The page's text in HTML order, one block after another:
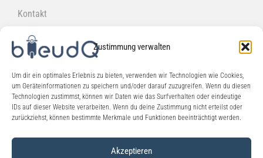
Zustimmung verwalten
Um dir ein optimales Erlebnis zu bieten, verwenden wir Technologien wie Cookies,
um Geräteinformationen zu speichern und/oder darauf zuzugreifen. Wenn du diesen
Technologien zustimmst, können wir Daten wie das Surfverhalten oder eindeutige
IDs auf dieser Website verarbeiten. Wenn du deine Zustimmung nicht erteilst oder
zurückziehst, können bestimmte Merkmale und Funktionen beeinträchtigt werden.
Akzeptieren
Kontakt
FAQ's
ONLINESHOP
Versand
Zahlungsarten